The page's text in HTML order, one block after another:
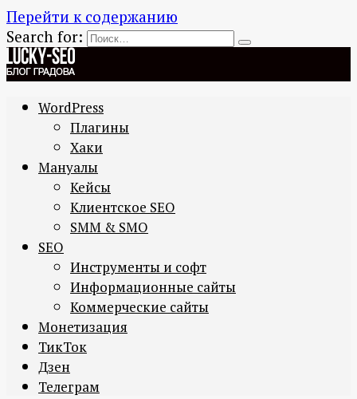
Перейти к содержанию
Search for:
WordPress
Плагины
Хаки
Мануалы
Кейсы
Клиентское SEO
SMM & SMO
SEO
Инструменты и софт
Информационные сайты
Коммерческие сайты
Монетизация
ТикТок
Дзен
Телеграм